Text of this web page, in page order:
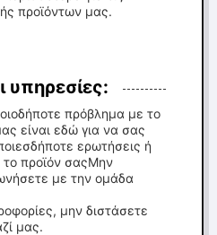
προϊόντων μας.
υπηρεσίες:
πρόβλημα με το
είναι εδώ για να σας
ερωτήσεις ή
το προϊόν σαςΜην
με την ομάδα
μην διστάσετε
μας.